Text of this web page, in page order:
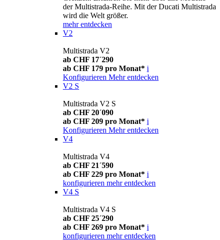
der Multistrada-Reihe. Mit der Ducati Multistrada
wird die Welt größer.
mehr entdecken
V2
Multistrada V2
ab CHF 17´290
ab CHF 179 pro Monat* i
Konfigurieren Mehr entdecken
V2 S
Multistrada V2 S
ab CHF 20´090
ab CHF 209 pro Monat* i
Konfigurieren Mehr entdecken
V4
Multistrada V4
ab CHF 21´590
ab CHF 229 pro Monat* i
konfigurieren mehr entdecken
V4 S
Multistrada V4 S
ab CHF 25´290
ab CHF 269 pro Monat* i
konfigurieren mehr entdecken